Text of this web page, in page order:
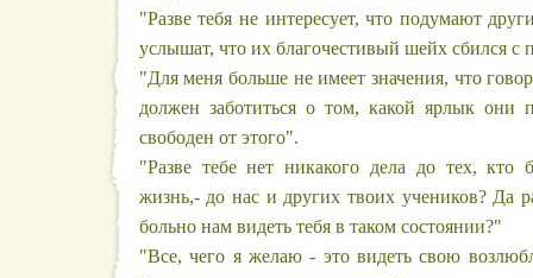
"Разве тебя не интересует, что подумают
услышат, что их благочестивый шейх сбился с
"Для меня больше не имеет значения, что
должен заботиться о том, какой ярлык они
свободен от этого".
"Разве тебе нет никакого дела до тех,
жизнь,- до нас и других твоих учеников? Да
больно нам видеть тебя в таком состоянии?"
"Все, чего я желаю - это видеть свою